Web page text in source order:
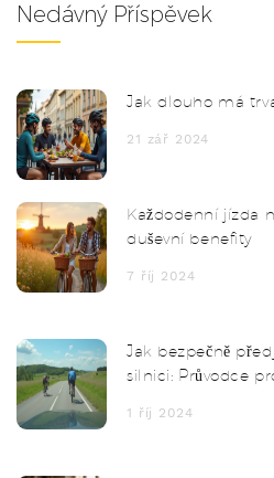
Nedávný Příspěvek
Jak dlouho má
21 zář 2024
Každodenní jízda
duševní benefity
7 říj 2024
Jak bezpečně
silnici: Průvodce
1 říj 2024